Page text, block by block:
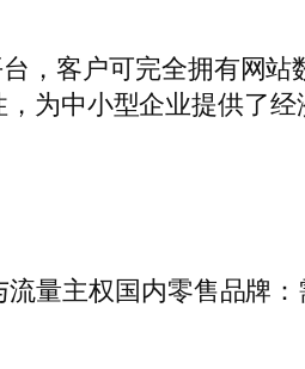
，客户可完全拥有网
为中小型企业提供了
量主权国内零售品牌